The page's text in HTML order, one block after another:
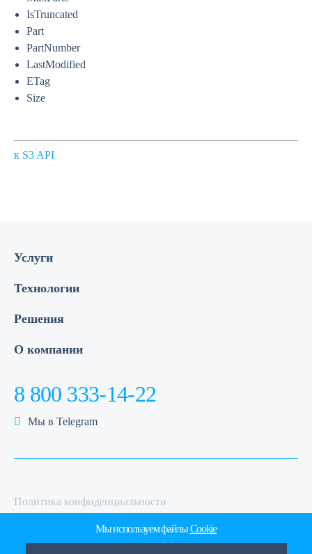
IsTruncated
Part
PartNumber
LastModified
ETag
Size
к S3 API
Услуги
Технологии
Решения
О компании
Политика конфиденциальности
8 800 333-14-22
Мы в Telegram
Мы используем файлыCookie